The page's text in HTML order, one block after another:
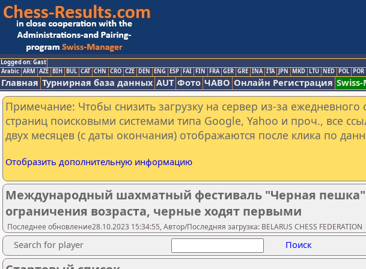
Logged on: Gast
Arabic ARM AZE BIH BUL CAT CHN CRO CZE DEN ENG ESP FAI FIN FRA GER GRE INA ITA JPN MKD LTU NED POL POR
Главная Турнирная база данных AUT Фото ЧАВО Онлайн Регистрация
Примечание: Чтобы снизить загрузку на сервер из-за ежедневного
страниц поисковыми системами типа Google, Yahoo и проч., все
двух месяцев (с даты окончания) отображаются после клика по
Отобразить дополнительную информацию
Международный шахматный фестиваль "Черная пешка"
ограничения возраста, черные ходят первыми
Последнее обновление28.10.2023 15:34:55, Автор/Последняя загрузка: BELARUS CHESS FEDERATION
Search for player Поиск